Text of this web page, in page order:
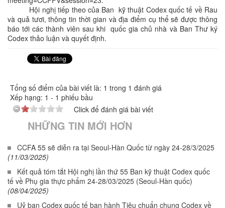
Hội nghị tiếp theo của Ban kỹ thuật Codex quốc tế về Rau
và quả tươi, thông tin thời gian và địa điểm cụ thể sẽ được thông
báo tới các thành viên sau khi quốc gia chủ nhà và Ban Thư ký
Codex thảo luận và quyết định.
Tổng số điểm của bài viết là: 1 trong 1 đánh giá
Xếp hạng: 1 - 1 phiếu bầu
Click để đánh giá bài viết
NHỮNG TIN MỚI HƠN
CCFA 55 sẽ diễn ra tại Seoul-Hàn Quốc từ ngày 24-28/3/2025
(11/03/2025)
Kết quả tóm tắt Hội nghị lần thứ 55 Ban kỹ thuật Codex quốc
tế về Phụ gia thực phẩm 24-28/03/2025 (Seoul-Hàn quốc)
(08/04/2025)
Uỷ ban Codex quốc tế ban hành Tiêu chuẩn chung Codex về